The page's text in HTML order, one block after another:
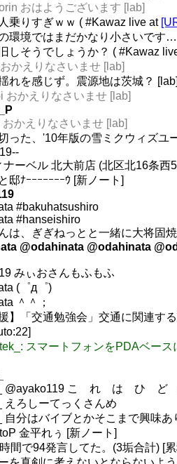
おはようございます [lab]
乗りすぎｗｗ ( #Kawaz live at
環境ではまだかなり小さいで
しそうでしょうか？ ( #Kawaz
かえりなさいませ [lab]
れを感じず。震源地は茨城？ [lab]
おかえりなさいませ [lab]
かえりなさいませ [lab]
った、'10年版の雪ミクウィズユ
ナーベル 北大前店 (北区北16条西
邸ﾅｰｰｰｰｰｰｰｳ [新ノート]
#bakuhatsushiro
#hanseishiro
は、ぎぎねっとと一緒に大将固
@odahinata @odahinata
みぃおさんもふもふ
(゜д゜)
＾＾；
】「交通勉強会」交通に関連す
スマートフォンをPDAベー
@ayako119 こ れ は ひ ど
えろしーてっくさんめ
自分はバイブとかそこまで興味
金平れぅ [新ノート]
間で94発言してた。(3垢合計) [